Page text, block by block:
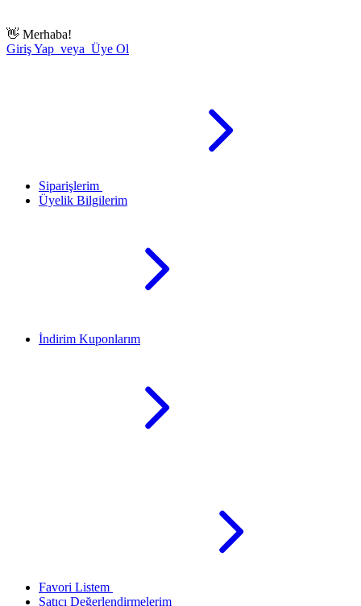
👋 Merhaba!
Giriş Yap veya Üye Ol
Siparişlerim
Üyelik Bilgilerim
İndirim Kuponlarım
Favori Listem
Satıcı Değerlendirmelerim